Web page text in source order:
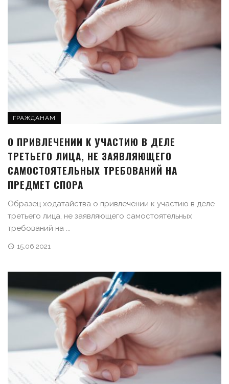
ГРАЖДАНАМ
О ПРИВЛЕЧЕНИИ К УЧАСТИЮ В ДЕЛЕ
ТРЕТЬЕГО ЛИЦА, НЕ ЗАЯВЛЯЮЩЕГО
САМОСТОЯТЕЛЬНЫХ ТРЕБОВАНИЙ НА
ПРЕДМЕТ СПОРА
Образец ходатайства о привлечении к участию в деле
третьего лица, не заявляющего самостоятельных
требований на ...
15.06.2021